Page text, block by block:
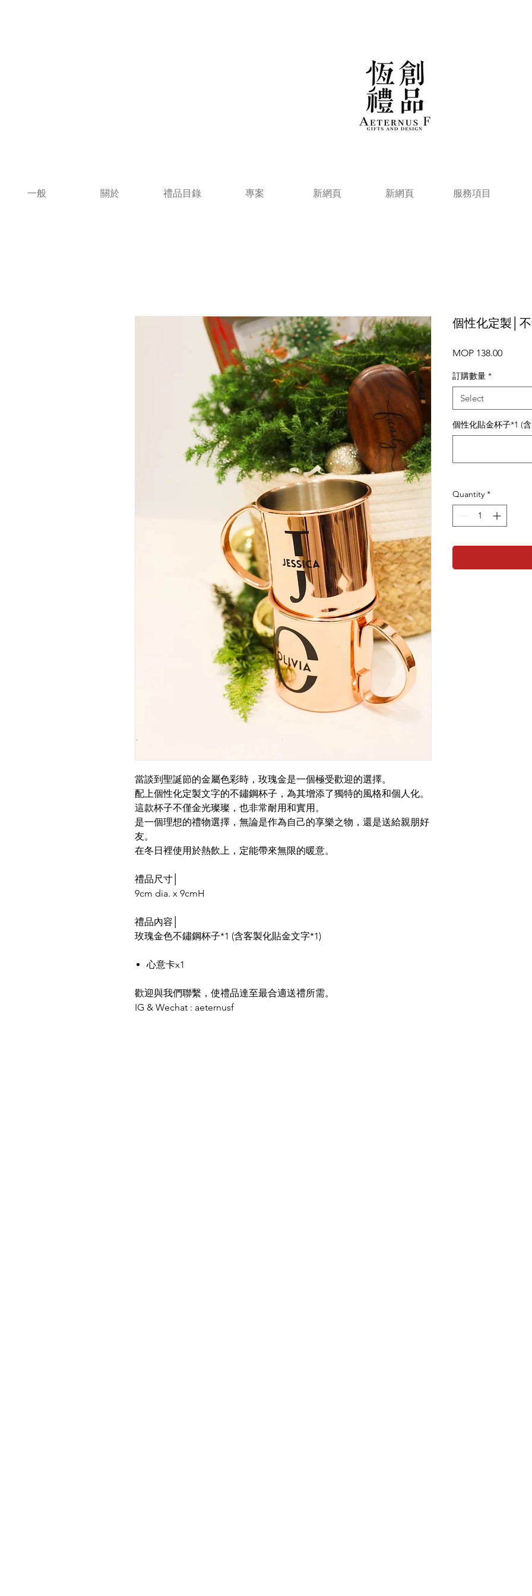
一般 關於 禮品目錄 專案 新網頁 新網頁 服務項目
當談到聖誕節的金屬色彩時，玫瑰金是一個極受歡迎的選擇。
配上個性化定製文字的不鏽鋼杯子，為其增添了獨特的風格和個人化。
這款杯子不僅金光璨璨，也非常耐用和實用。
是一個理想的禮物選擇，無論是作為自己的享樂之物，還是送給親朋好
友。
在冬日裡使用於熱飲上，定能帶來無限的暖意。
禮品尺寸
9cm dia. x 9cmH
禮品內容
玫瑰金色不鏽鋼杯子*1 (含客製化貼金文字*1)
心意卡x1
歡迎與我們聯繫，使禮品達至最合適送禮所需。
IG & Wechat : aeternusf
個性化定製│
MOP 138.00Price
訂購數量 *
Select
個性化貼金杯子*1 (
Quantity *